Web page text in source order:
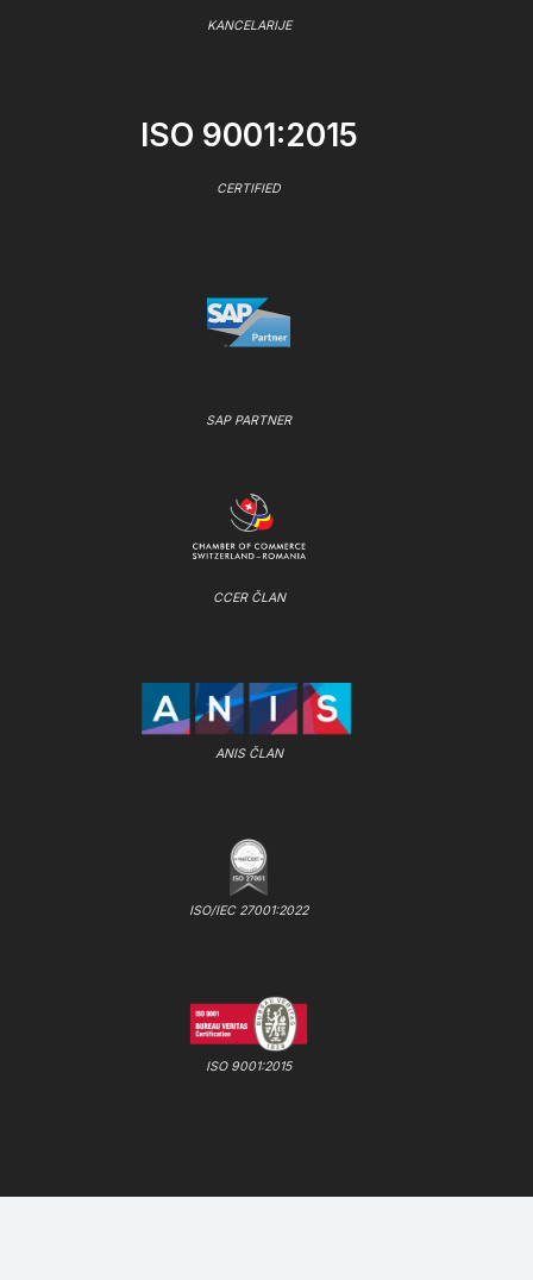
KANCELARIJE
ISO 9001:2015
CERTIFIED
SAP PARTNER
CCER ČLAN
ANIS ČLAN
ISO/IEC 27001:2022
ISO 9001:2015